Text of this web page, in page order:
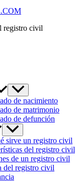
registro civil
de nacimiento
de matrimonio
de defunción
sirve un registro civil
del registro civil
de un registro civil
del registro civil